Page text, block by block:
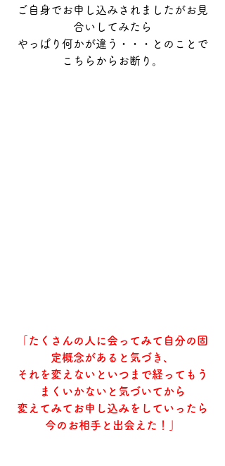
ご自身でお申し込みされましたがお見
合いしてみたら
やっぱり何かが違う・・・とのことで
こちらからお断り。
「たくさんの人に会ってみて自分の固
定概念があると気づき、
それを変えないといつまで経ってもう
まくいかないと気づいてから
変えてみてお申し込みをしていったら
今のお相手と出会えた！」